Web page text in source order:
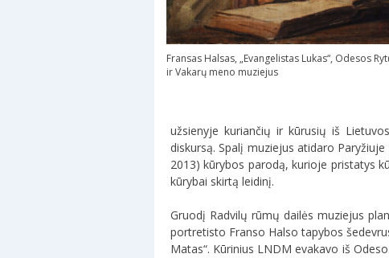
Fransas Halsas, „Evangelistas Lukas“, Odesos
ir Vakarų meno muziejus
užsienyje kuriančių ir kūrusių iš
diskursą. Spalį muziejus atidaro
2013) kūrybos parodą, kurioje pristatys
kūrybai skirtą leidinį.
Gruodį Radvilų rūmų dailės muziejus
portretisto Franso Halso tapybos
Matas“. Kūrinius LNDM evakavo iš